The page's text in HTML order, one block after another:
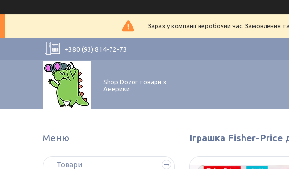
Зараз у компанії неробочий час. Замовлення
+380 (93) 814-72-73
Shop Dozor товари з
Америки
Іграшка Fisher-Price
Товари